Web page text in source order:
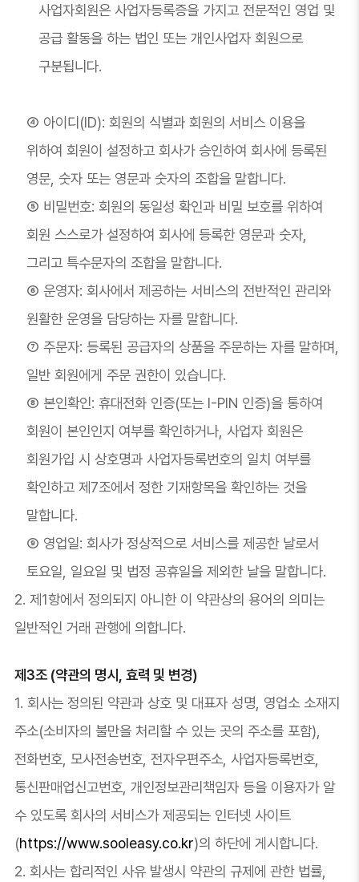
사업자회원은 사업자등록증을 가지고 전문적인 영업 및
공급 활동을 하는 법인 또는 개인사업자 회원으로
구분됩니다.
④ 아이디(ID): 회원의 식별과 회원의 서비스 이용을
위하여 회원이 설정하고 회사가 승인하여 회사에 등록된
영문, 숫자 또는 영문과 숫자의 조합을 말합니다.
⑤ 비밀번호: 회원의 동일성 확인과 비밀 보호를 위하여
회원 스스로가 설정하여 회사에 등록한 영문과 숫자,
그리고 특수문자의 조합을 말합니다.
⑥ 운영자: 회사에서 제공하는 서비스의 전반적인 관리와
원활한 운영을 담당하는 자를 말합니다.
⑦ 주문자: 등록된 공급자의 상품을 주문하는 자를 말하며,
일반 회원에게 주문 권한이 있습니다.
⑧ 본인확인: 휴대전화 인증(또는 I-PIN 인증)을 통하여
회원이 본인인지 여부를 확인하거나, 사업자 회원은
회원가입 시 상호명과 사업자등록번호의 일치 여부를
확인하고 제7조에서 정한 기재항목을 확인하는 것을
말합니다.
⑨ 영업일: 회사가 정상적으로 서비스를 제공한 날로서
토요일, 일요일 및 법정 공휴일을 제외한 날을 말합니다.
2. 제1항에서 정의되지 아니한 이 약관상의 용어의 의미는
일반적인 거래 관행에 의합니다.
제3조 (약관의 명시, 효력 및 변경)
1. 회사는 정의된 약관과 상호 및 대표자 성명, 영업소 소재지
주소(소비자의 불만을 처리할 수 있는 곳의 주소를 포함),
전화번호, 모사전송번호, 전자우편주소, 사업자등록번호,
통신판매업신고번호, 개인정보관리책임자 등을 이용자가 알
수 있도록 회사의 서비스가 제공되는 인터넷 사이트
(https://www.sooleasy.co.kr)의 하단에 게시합니다.
2. 회사는 합리적인 사유 발생시 약관의 규제에 관한 법률,